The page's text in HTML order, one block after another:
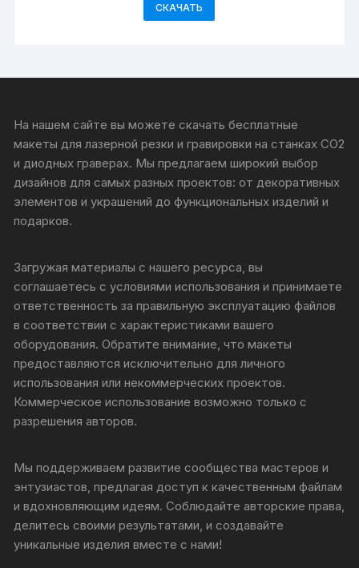
СКАЧАТЬ
На нашем сайте вы можете скачать бесплатные
макеты для лазерной резки и гравировки на станках CO2
и диодных граверах. Мы предлагаем широкий выбор
дизайнов для самых разных проектов: от декоративных
элементов и украшений до функциональных изделий и
подарков.
Загружая материалы с нашего ресурса, вы
соглашаетесь с условиями использования и принимаете
ответственность за правильную эксплуатацию файлов
в соответствии с характеристиками вашего
оборудования. Обратите внимание, что макеты
предоставляются исключительно для личного
использования или некоммерческих проектов.
Коммерческое использование возможно только с
разрешения авторов.
Мы поддерживаем развитие сообщества мастеров и
энтузиастов, предлагая доступ к качественным файлам
и вдохновляющим идеям. Соблюдайте авторские права,
делитесь своими результатами, и создавайте
уникальные изделия вместе с нами!